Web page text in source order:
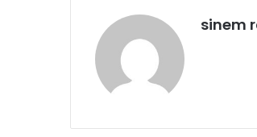
sinem